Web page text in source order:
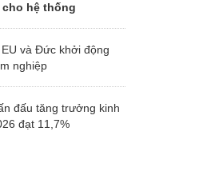
hệ thống
và Đức khởi động
nghiệp
đấu tăng trưởng kinh
đạt 11,7%